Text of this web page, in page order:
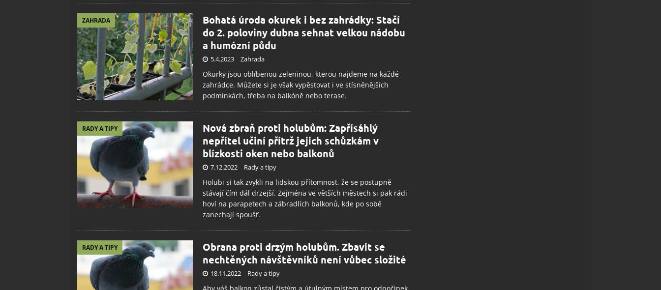
ZAHRADA
Bohatá úroda okurek i bez zahrádky: Stačí
do 2. poloviny dubna sehnat velkou nádobu
a humózní půdu
5.4.2023 Zahrada
Okurky jsou oblíbenou zeleninou, kterou najdeme na každé
zahrádce. Můžete si je však vypěstovat i ve stísněnějších
podmínkách, třeba na balkóně nebo terase.
RADY A TIPY
Nová zbraň proti holubům: Zapřísáhlý
nepřítel učiní přítrž jejich schůzkám v
blízkosti oken nebo balkonů
7.12.2022 Rady a tipy
Holubi si tak zvykli na lidskou přítomnost, že se postupně
stávají čím dál drzejší. Zejména ve větších městech si pak rádi
hoví na parapetech a zábradlích balkonů, kde po sobě
zanechají spoušť.
RADY A TIPY
Obrana proti drzým holubům. Zbavit se
nechtěných návštěvníků není vůbec složité
18.11.2022 Rady a tipy